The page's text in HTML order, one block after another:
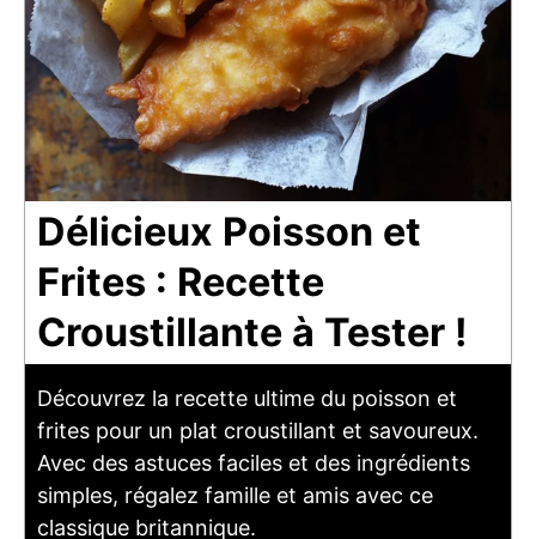
Délicieux Poisson et
Frites : Recette
Croustillante à Tester !
Découvrez la recette ultime du poisson et
frites pour un plat croustillant et savoureux.
Avec des astuces faciles et des ingrédients
simples, régalez famille et amis avec ce
classique britannique.